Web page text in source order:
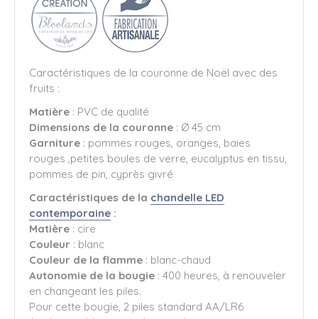
Caractéristiques de la couronne de Noël avec des
fruits :
Matière : PVC de qualité
Dimensions de la couronne : Ø 45 cm
Garniture : pommes rouges, oranges, baies
rouges ,petites boules de verre, eucalyptus en tissu,
pommes de pin, cyprès givré
Caractéristiques de la chandelle LED
contemporaine :
Matière : cire
Couleur : blanc
Couleur de la flamme : blanc-chaud
Autonomie de la bougie : 400 heures, à renouveler
en changeant les piles.
Pour cette bougie, 2 piles standard AA/LR6